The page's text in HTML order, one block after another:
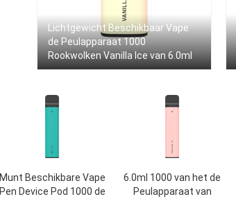
Lichtgewicht Beschikbaar Vape
de Peulapparaat 1000
Rookwolken Vanilla Ice van 6.0ml
Munt Beschikbare Vape
Pen Device Pod 1000 de
6.0ml 1000 van het de
Peulapparaat van